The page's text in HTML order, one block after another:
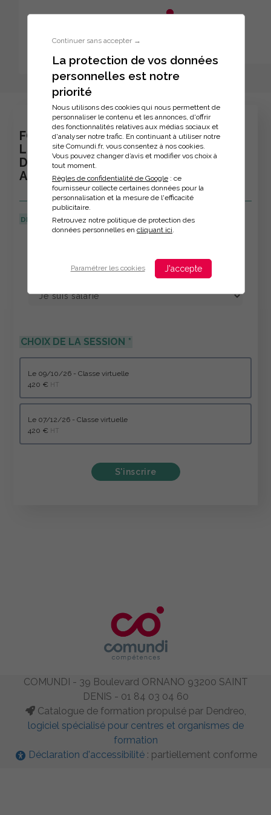
Continuer sans accepter →
La protection de vos données
personnelles est notre
priorité
Nous utilisons des cookies qui nous permettent de
personnaliser le contenu et les annonces, d'offrir
des fonctionnalités relatives aux médias sociaux et
d'analyser notre trafic. En continuant à utiliser notre
site Comundi.fr, vous consentez à nos cookies.
Vous pouvez changer d’avis et modifier vos choix à
tout moment.
Règles de confidentialité de Google : ce
fournisseur collecte certaines données pour la
personnalisation et la mesure de l'efficacité
publicitaire.
Retrouvez notre politique de protection des
données personnelles en cliquant ici
Paramétrer les cookies J'accepte
Inscription à la formation
FORMATION : 3h30 POUR MOBILISER
LES BONS LEVIERS
D'ACCOMPAGNEMENT DES SALARIES
AIDANTS
DERNIÈRE MISE À JOUR :09/03/2026
CHOIX DE LA SESSION
le 09/10/26 - Classe virtuelle
420 € HT
le 07/12/26 - Classe virtuelle
420 € HT
S'inscrire
COMUNDI - 39 Boulevard ORNANO 93200 SAINT
DENIS - 01 84 03 04 60
Catalogue de formation propulsé par Dendreo,
logiciel spécialisé pour centres et organismes de
formation
Déclaration d'accessibilité : partiellement conforme